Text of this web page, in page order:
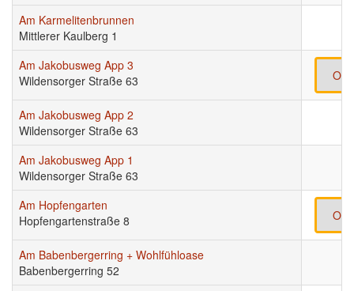
Am Karmelitenbrunnen
Mittlerer Kaulberg 1
Am Jakobusweg App 3
Wildensorger Straße 63
Am Jakobusweg App 2
Wildensorger Straße 63
Am Jakobusweg App 1
Wildensorger Straße 63
Am Hopfengarten
Hopfengartenstraße 8
Am Babenbergerring + Wohlfühloase
Babenbergerring 52